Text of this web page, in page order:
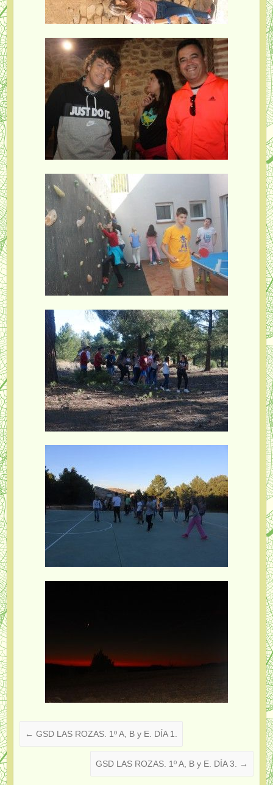
← GSD LAS ROZAS. 1º A, B y E. DÍA 1.
GSD LAS ROZAS. 1º A, B y E. DÍA 3. →